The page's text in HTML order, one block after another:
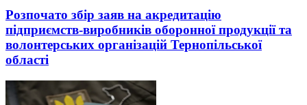
Розпочато збір заяв на акредитацію
підприємств-виробників оборонної продукції та
волонтерських організацій Тернопільської
області